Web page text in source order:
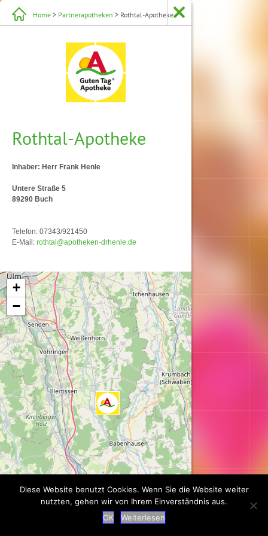
Home > Partnerapotheken > Rothtal-Apotheke
Rothtal-Apotheke
Inhaber: Herr Frank Henle
Untere Straße 5
89290 Buch
Telefon: 07343/921450
E-Mail: rothtal@apotheken-drhenle.de
Karte wird geladen...
+
−
Leaflet| ©OpenStreetMap contributors
Kontakt
Diese Website benutzt Cookies. Wenn Sie die Website weiter
nutzten, gehen wir von Ihrem Einverständnis aus.
OK
Weiterlesen